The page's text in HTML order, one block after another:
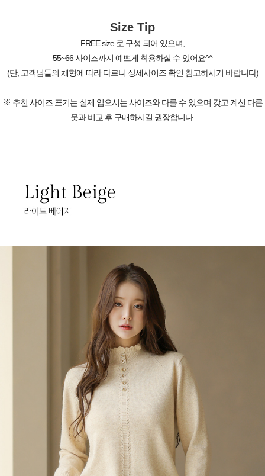
Size Tip
FREE size 로 구성 되어 있으며,
55~66 사이즈까지 예쁘게 착용하실 수 있어요^^
(단, 고객님들의 체형에 따라 다르니 상세사이즈 확인 참고하시기 바랍니다)
※ 추천 사이즈 표기는 실제 입으시는 사이즈와 다를 수 있으며 갖고 계신 다른
옷과 비교 후 구매하시길 권장합니다.